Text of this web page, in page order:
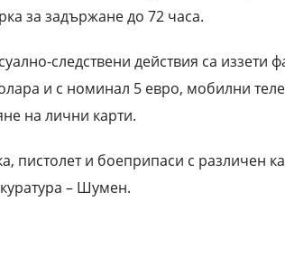
за задържане до 72 часа.
следствени действия са иззети
и с номинал 5 евро, мобилни
на лични карти.
пистолет и боеприпаси с различен
– Шумен.